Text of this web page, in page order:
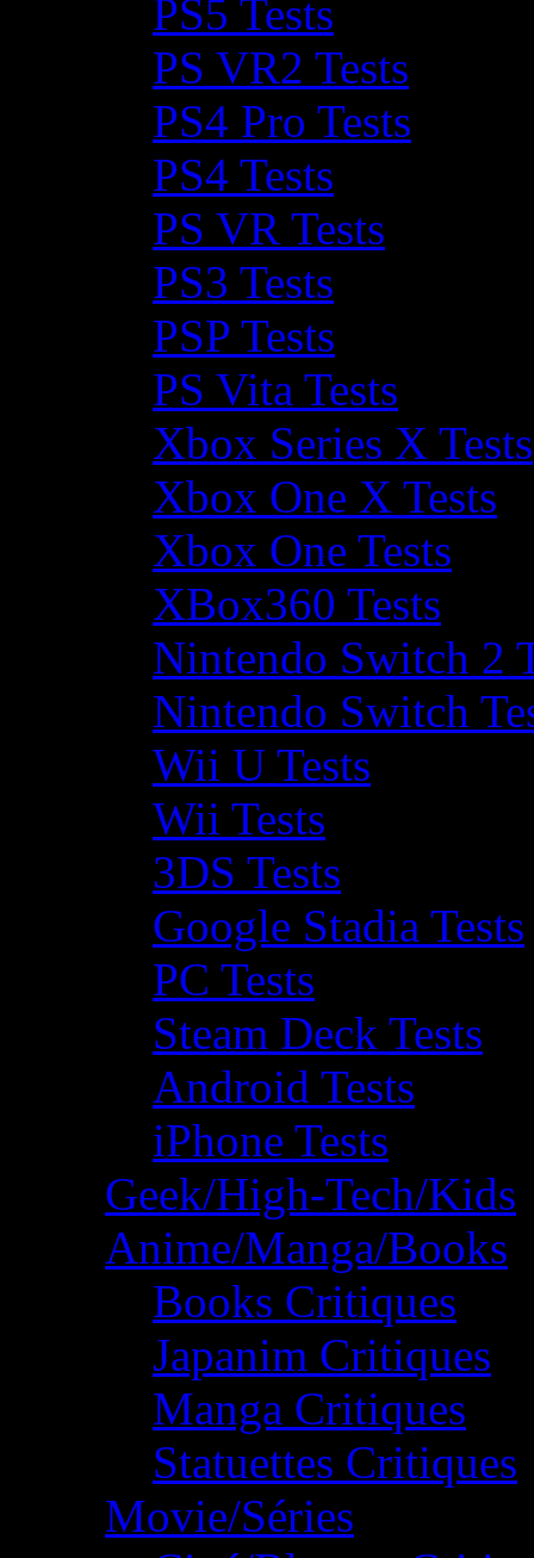
PS5 Tests
PS VR2 Tests
PS4 Pro Tests
PS4 Tests
PS VR Tests
PS3 Tests
PSP Tests
PS Vita Tests
Xbox Series X Tests
Xbox One X Tests
Xbox One Tests
XBox360 Tests
Nintendo Switch 2
Nintendo Switch
Wii U Tests
Wii Tests
3DS Tests
Google Stadia Tests
PC Tests
Steam Deck Tests
Android Tests
iPhone Tests
Geek/High-Tech/Kids
Anime/Manga/Books
Books Critiques
Japanim Critiques
Manga Critiques
Statuettes Critiques
Movie/Séries